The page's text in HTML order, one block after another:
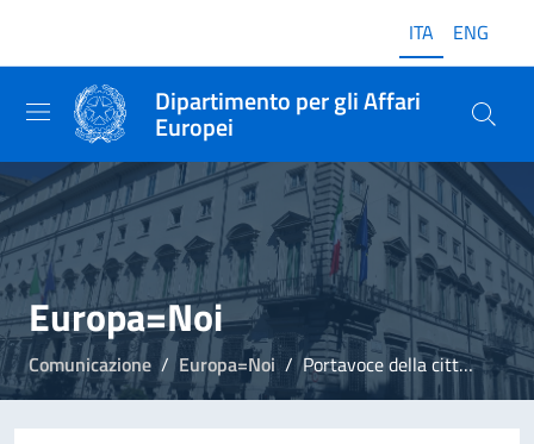
ITA ENG
Dipartimento per gli Affari
Europei
Europa=Noi
Comunicazione Europa=Noi Portavoce della cittadinanza europea